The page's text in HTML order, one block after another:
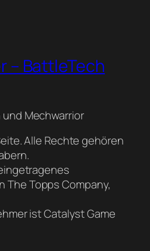
– BattleTech
Mechwarrior
Alle Rechte gehören
The Topps Company,
ist Catalyst Game